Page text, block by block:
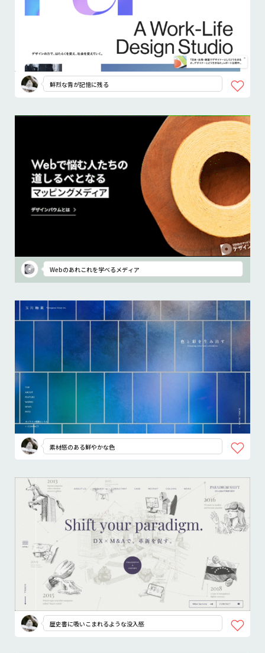
鮮烈な青が記憶に残る
Webのあれこれを学べるメディア
素材感のある鮮やかな色
歴史書に吸いこまれるような没入感